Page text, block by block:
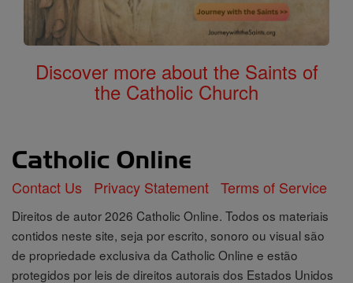
Discover more about the Saints of
the Catholic Church
Contact Us Privacy Statement Terms of Service
Direitos de autor 2026 Catholic Online. Todos os materiais
contidos neste site, seja por escrito, sonoro ou visual são
de propriedade exclusiva da Catholic Online e estão
protegidos por leis de direitos autorais dos Estados Unidos